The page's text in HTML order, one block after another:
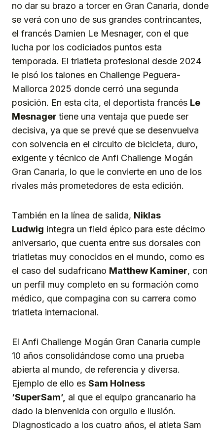
no dar su brazo a torcer en Gran Canaria, donde
se verá con uno de sus grandes contrincantes,
el francés Damien Le Mesnager, con el que
lucha por los codiciados puntos esta
temporada. El triatleta profesional desde 2024
le pisó los talones en Challenge Peguera-
Mallorca 2025 donde cerró una segunda
posición. En esta cita, el deportista francés Le
Mesnager tiene una ventaja que puede ser
decisiva, ya que se prevé que se desenvuelva
con solvencia en el circuito de bicicleta, duro,
exigente y técnico de Anfi Challenge Mogán
Gran Canaria, lo que le convierte en uno de los
rivales más prometedores de esta edición.
También en la línea de salida, Niklas
Ludwig integra un field épico para este décimo
aniversario, que cuenta entre sus dorsales con
triatletas muy conocidos en el mundo, como es
el caso del sudafricano Matthew Kaminer, con
un perfil muy completo en su formación como
médico, que compagina con su carrera como
triatleta internacional.
El Anfi Challenge Mogán Gran Canaria cumple
10 años consolidándose como una prueba
abierta al mundo, de referencia y diversa.
Ejemplo de ello es Sam Holness
‘SuperSam’, al que el equipo grancanario ha
dado la bienvenida con orgullo e ilusión.
Diagnosticado a los cuatro años, el atleta Sam